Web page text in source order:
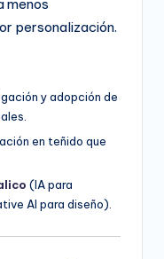
menos
personalización.
y adopción de
en teñido que
(IA para
AI para diseño).